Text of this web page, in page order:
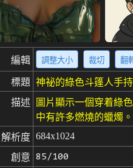
編輯 調整大小 裁切 翻
標題 神祕的綠色斗篷人手
描述
圖片顯示一個穿着綠
中有許多燃燒的蠟燭
解析度 684x1024
創意 85/100